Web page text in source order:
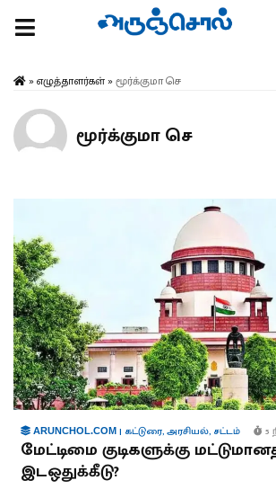
» எழுத்தாளர்கள்» மூர்க்குமா செ
மூர்க்குமா செ
ARUNCHOL.COM | கட்டுரை,அரசியல், சட்டம் 5
மேட்டிமை குடிகளுக்கு
இடஒதுக்கீடு?